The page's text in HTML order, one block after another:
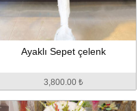
Ayaklı Sepet çelenk
3,800.00 ₺